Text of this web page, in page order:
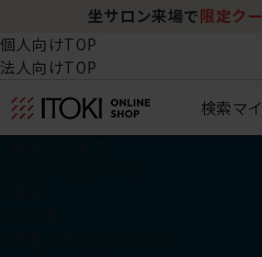
坐サロン来場で 限定ク
個人向けTOP
法人向けTOP
検索マ